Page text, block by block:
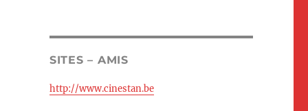
SITES – AMIS
http://www.cinestan.be